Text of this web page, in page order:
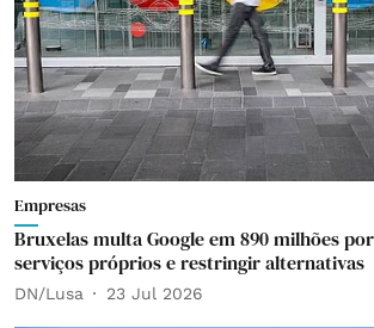
Empresas
Bruxelas multa Google em 890 milhões
serviços próprios e restringir alternativas
DN/Lusa 23 Jul 2026